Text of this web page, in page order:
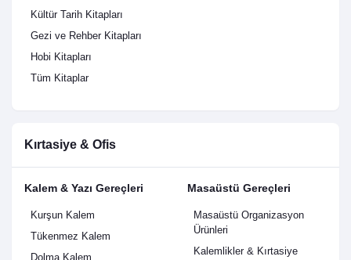
Kültür Tarih Kitapları
Gezi ve Rehber Kitapları
Hobi Kitapları
Tüm Kitaplar
Kırtasiye & Ofis
Kalem & Yazı Gereçleri
Kurşun Kalem
Tükenmez Kalem
Dolma Kalem
Masaüstü Gereçleri
Masaüstü Organizasyon
Ürünleri
Kalemlikler & Kırtasiye